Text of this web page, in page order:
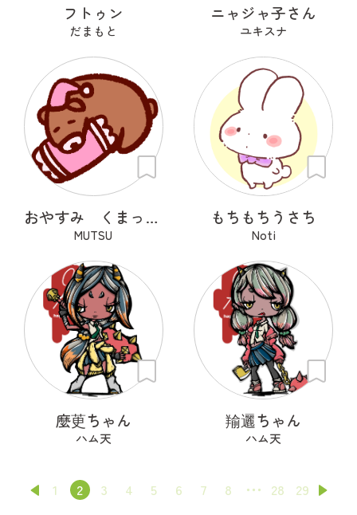
フトゥン
だまもと
ニャジャ子さん
ユキスナ
おやすみ くまっくら
MUTSU
もちもちうさち
Noti
麼茰ちゃん
ハム天
羭邐ちゃん
ハム天
1 2 3 4 5 6 7 8 28 29